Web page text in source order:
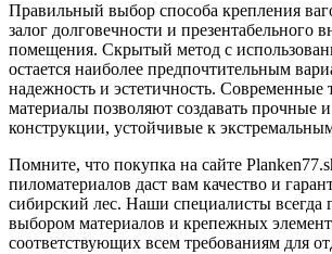
Правильный выбор способа крепления
залог долговечности и презентабельного
помещения. Скрытый метод с
остается наиболее предпочтительным
надежность и эстетичность. Современные
материалы позволяют создавать прочные
конструкции, устойчивые к
Помните, что покупка на сайте
пиломатериалов даст вам качество и
сибирский лес. Наши специалисты всегда
выбором материалов и крепежных
соответствующих всем требованиям для